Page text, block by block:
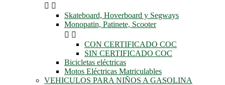
 
Skateboard, Hoverboard y Segways
Monopatin, Patinete, Scooter
 
CON CERTIFICADO COC
SIN CERTIFICADO COC
Bicicletas eléctricas
Motos Eléctricas Matriculables
VEHICULOS PARA NIÑOS A GASOLINA